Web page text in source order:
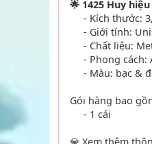
🌟 1425 Huy
- Kích thước:
- Giới tính:
- Chất liệu:
- Phong cách:
- Màu: bạc &
Gói hàng bao
- 1 cái